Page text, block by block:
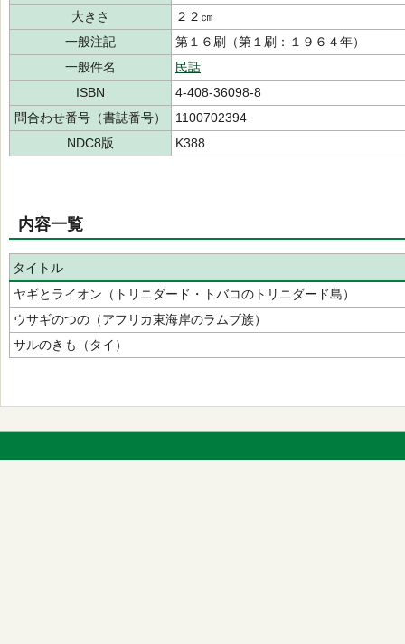
大きさ
２２㎝
一般注記
第１６刷（第１刷：１９６４年）
一般件名
民話
ISBN
4-408-36098-8
問合わせ番号（書誌番号）
1100702394
NDC8版
K388
内容一覧
タイトル
ヤギとライオン（トリニダード・トバコのトリニダード島）
ウサギのつの（アフリカ東海岸のラムブ族）
サルのきも（タイ）